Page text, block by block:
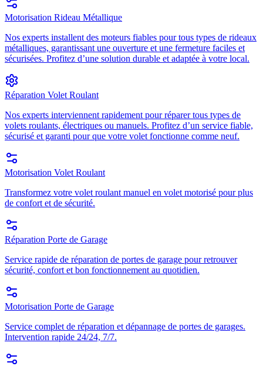
Motorisation Rideau Métallique
Nos experts installent des moteurs fiables pour tous types de rideaux
métalliques, garantissant une ouverture et une fermeture faciles et
sécurisées. Profitez d’une solution durable et adaptée à votre local.
Réparation Volet Roulant
Nos experts interviennent rapidement pour réparer tous types de
volets roulants, électriques ou manuels. Profitez d’un service fiable,
sécurisé et garanti pour que votre volet fonctionne comme neuf.
Motorisation Volet Roulant
Transformez votre volet roulant manuel en volet motorisé pour plus
de confort et de sécurité.
Réparation Porte de Garage
Service rapide de réparation de portes de garage pour retrouver
sécurité, confort et bon fonctionnement au quotidien.
Motorisation Porte de Garage
Service complet de réparation et dépannage de portes de garages.
Intervention rapide 24/24, 7/7.